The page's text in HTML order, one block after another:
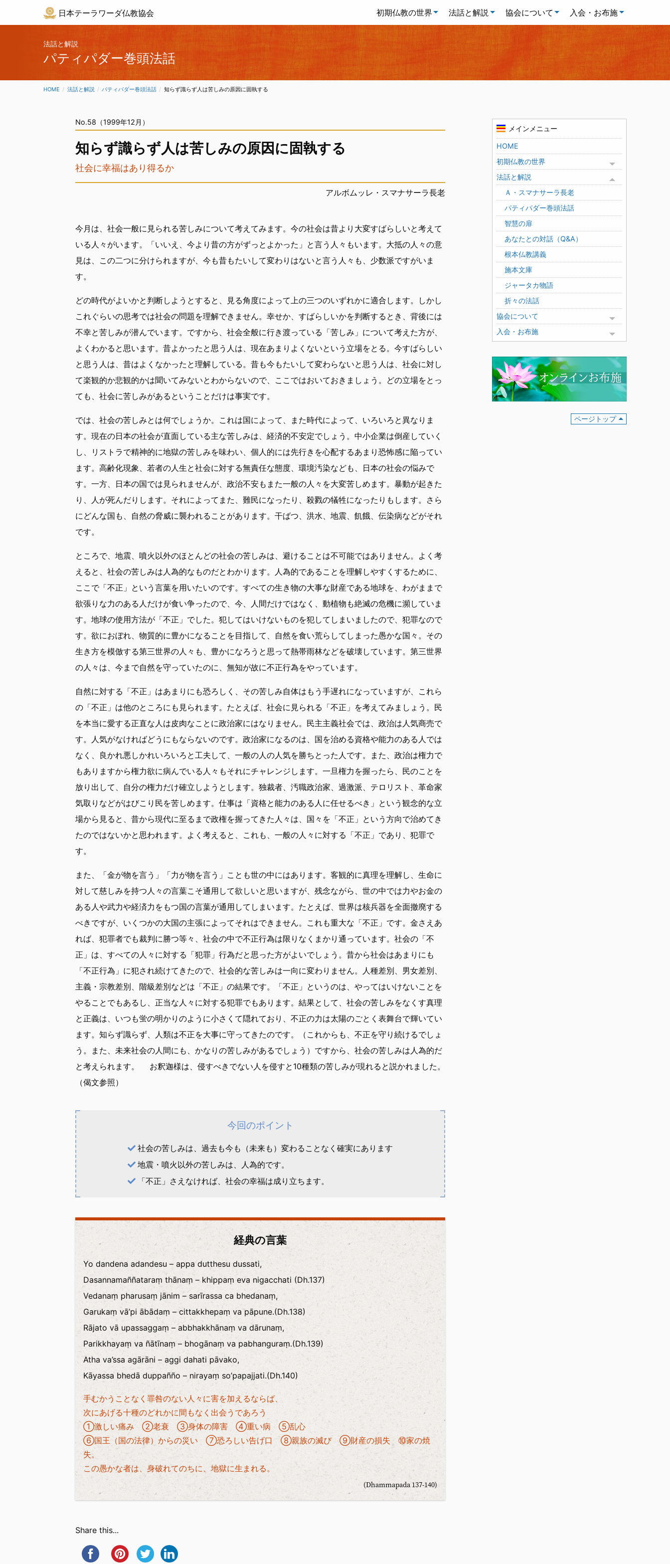
日本テーラワーダ仏教協会 初期仏教の世界 法話と解説 協会について 入会・お布施
法話と解説
パティパダー巻頭法話
HOME 法話と解説 パティパダー巻頭法話 CURRENT:
知らず識らず人は苦しみの原因に固執する
No.58（1999年12月）
知らず識らず人は苦しみの原因に固執する
社会に幸福はあり得るか
アルボムッレ・スマナサーラ長老
今月は、社会一般に見られる苦しみについて考えてみます。今の社会は昔より大変すばらしいと考えて
いる人々がいます。「いいえ、今より昔の方がずっとよかった」と言う人々もいます。大抵の人々の意
見は、この二つに分けられますが、今も昔もたいして変わりはないと言う人々も、少数派ですがいま
す。
どの時代がよいかと判断しようとすると、見る角度によって上の三つのいずれかに適合します。しかし
これぐらいの思考では社会の問題を理解できません。幸せか、すばらしいかを判断するとき、背後には
不幸と苦しみが潜んでいます。ですから、社会全般に行き渡っている「苦しみ」について考えた方が、
よくわかると思います。昔よかったと思う人は、現在あまりよくないという立場をとる。今すばらしい
と思う人は、昔はよくなかったと理解している。昔も今もたいして変わらないと思う人は、社会に対し
て楽観的か悲観的かは聞いてみないとわからないので、ここではおいておきましょう。どの立場をとっ
ても、社会に苦しみがあるということだけは事実です。
では、社会の苦しみとは何でしょうか。これは国によって、また時代によって、いろいろと異なりま
す。現在の日本の社会が直面している主な苦しみは、経済的不安定でしょう。中小企業は倒産していく
し、リストラで精神的に地獄の苦しみを味わい、個人的には先行きを心配するあまり恐怖感に陥ってい
ます。高齢化現象、若者の人生と社会に対する無責任な態度、環境汚染なども、日本の社会の悩みで
す。一方、日本の国では見られませんが、政治不安もまた一般の人々を大変苦しめます。暴動が起きた
り、人が死んだりします。それによってまた、難民になったり、殺戮の犠牲になったりもします。さら
にどんな国も、自然の脅威に襲われることがあります。干ばつ、洪水、地震、飢餓、伝染病などがそれ
です。
ところで、地震、噴火以外のほとんどの社会の苦しみは、避けることは不可能ではありません。よく考
えると、社会の苦しみは人為的なものだとわかります。人為的であることを理解しやすくするために、
ここで「不正」という言葉を用いたいのです。すべての生き物の大事な財産である地球を、わがままで
欲張りな力のある人だけが食い争ったので、今、人間だけではなく、動植物も絶滅の危機に瀕していま
す。地球の使用方法が「不正」でした。犯してはいけないものを犯してしまいましたので、犯罪なので
す。欲におぼれ、物質的に豊かになることを目指して、自然を食い荒らしてしまった愚かな国々。その
生き方を模倣する第三世界の人々も、豊かになろうと思って熱帯雨林などを破壊しています。第三世界
の人々は、今まで自然を守っていたのに、無知が故に不正行為をやっています。
自然に対する「不正」はあまりにも恐ろしく、その苦しみ自体はもう手遅れになっていますが、これら
の「不正」は他のところにも見られます。たとえば、社会に見られる「不正」を考えてみましょう。民
を本当に愛する正直な人は皮肉なことに政治家にはなりません。民主主義社会では、政治は人気商売で
す。人気がなければどうにもならないのです。政治家になるのは、国を治める資格や能力のある人では
なく、良かれ悪しかれいろいろと工夫して、一般の人の人気を勝ちとった人です。また、政治は権力で
もありますから権力欲に病んでいる人々もそれにチャレンジします。一旦権力を握ったら、民のことを
放り出して、自分の権力だけ確立しようとします。独裁者、汚職政治家、過激派、テロリスト、革命家
気取りなどがはびこり民を苦しめます。仕事は「資格と能力のある人に任せるべき」という観念的な立
場から見ると、昔から現代に至るまで政権を握ってきた人々は、国々を「不正」という方向で治めてき
たのではないかと思われます。よく考えると、これも、一般の人々に対する「不正」であり、犯罪で
す。
また、「金が物を言う」「力が物を言う」ことも世の中にはあります。客観的に真理を理解し、生命に
対して慈しみを持つ人々の言葉こそ通用して欲しいと思いますが、残念ながら、世の中では力やお金の
ある人や武力や経済力をもつ国の言葉が通用してしまいます。たとえば、世界は核兵器を全面撤廃する
べきですが、いくつかの大国の主張によってそれはできません。これも重大な「不正」です。金さえあ
れば、犯罪者でも裁判に勝つ等々、社会の中で不正行為は限りなくまかり通っています。社会の「不
正」は、すべての人々に対する「犯罪」行為だと思った方がよいでしょう。昔から社会はあまりにも
「不正行為」に犯され続けてきたので、社会的な苦しみは一向に変わりません。人種差別、男女差別、
主義・宗教差別、階級差別などは「不正」の結果です。「不正」というのは、やってはいけないことを
やることでもあるし、正当な人々に対する犯罪でもあります。結果として、社会の苦しみをなくす真理
と正義は、いつも蛍の明かりのように小さくて隠れており、不正の力は太陽のごとく表舞台で輝いてい
ます。知らず識らず、人類は不正を大事に守ってきたのです。（これからも、不正を守り続けるでしょ
う。また、未来社会の人間にも、かなりの苦しみがあるでしょう）ですから、社会の苦しみは人為的だ
と考えられます。 お釈迦様は、侵すべきでない人を侵すと10種類の苦しみが現れると説かれました。
（偈文参照）
今回のポイント
社会の苦しみは、過去も今も（未来も）変わることなく確実にあります
地震・噴火以外の苦しみは、人為的です。
「不正」さえなければ、社会の幸福は成り立ちます。
経典の言葉
Yo dandena adandesu – appa dutthesu dussati,
Dasannamaññataraṃ thānaṃ – khippaṃ eva nigacchati (Dh.137)
Vedanaṃ pharusaṃ jānim – sarīrassa ca bhedanaṃ,
Garukaṃ vā’pi ābādaṃ – cittakkhepaṃ va pāpune.(Dh.138)
Rājato vā upassaggaṃ – abbhakkhānaṃ va dārunaṃ,
Parikkhayaṃ va ñātīnaṃ – bhogānaṃ va pabhanguraṃ.(Dh.139)
Atha va’ssa agārāni – aggi dahati pāvako,
Kāyassa bhedā duppañño – nirayaṃ so’papajjati.(Dh.140)
手むかうことなく罪咎のない人々に害を加えるならば、
次にあげる十種のどれかに間もなく出会うであろう
①激しい痛み ②老衰 ③身体の障害 ④重い病 ⑤乱心
⑥国王（国の法律）からの災い ⑦恐ろしい告げ口 ⑧親族の滅び ⑨財産の損失 ⑩家の焼
失。
この愚かな者は、身破れてのちに、地獄に生まれる。
(Dhammapada 137-140)
Share this...
メインメニュー
HOME
初期仏教の世界
Toggle menu
法話と解説
Toggle menu
Ａ・スマナサーラ長老
パティパダー巻頭法話
智慧の扉
あなたとの対話（Q&A）
根本仏教講義
施本文庫
ジャータカ物語
折々の法話
協会について
Toggle menu
入会・お布施
Toggle menu
ページトップ